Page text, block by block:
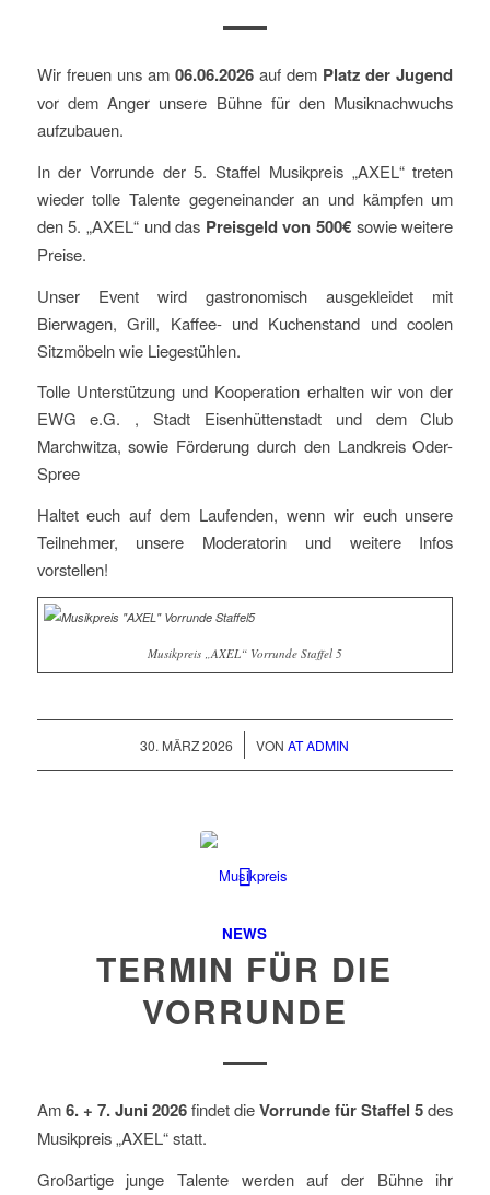
Wir freuen uns am 06.06.2026auf dem Platz der Jugend
vor dem Anger unsere Bühne für den Musiknachwuchs
aufzubauen.
In der Vorrunde der 5. Staffel Musikpreis „AXEL“ treten
wieder tolle Talente gegeneinander an und kämpfen um
den 5. „AXEL“ und das Preisgeld von 500€ sowie weitere
Preise.
Unser Event wird gastronomisch ausgekleidet mit
Bierwagen, Grill, Kaffee- und Kuchenstand und coolen
Sitzmöbeln wie Liegestühlen.
Tolle Unterstützung und Kooperation erhalten wir von der
EWG e.G. , Stadt Eisenhüttenstadt und dem Club
Marchwitza, sowie Förderung durch den Landkreis Oder-
Spree
Haltet euch auf dem Laufenden, wenn wir euch unsere
Teilnehmer, unsere Moderatorin und weitere Infos
vorstellen!
Musikpreis „AXEL“ Vorrunde Staffel 5
30. MÄRZ 2026
/ VONAT ADMIN
NEWS
TERMIN FÜR DIE
VORRUNDE
Am6. + 7. Juni 2026findet dieVorrunde für Staffel 5des
Musikpreis „AXEL“ statt.
Großartige junge Talente werden auf der Bühne ihr